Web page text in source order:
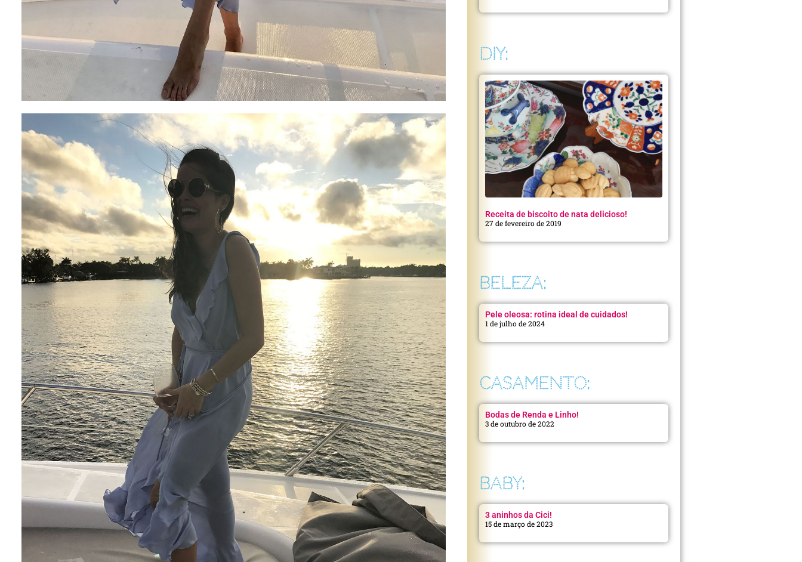
DIY:
Receita de biscoito de nata delicioso!
27 de fevereiro de 2019
BELEZA:
Pele oleosa: rotina ideal de cuidados!
1 de julho de 2024
CASAMENTO:
Bodas de Renda e Linho!
3 de outubro de 2022
BABY:
3 aninhos da Cici!
15 de março de 2023